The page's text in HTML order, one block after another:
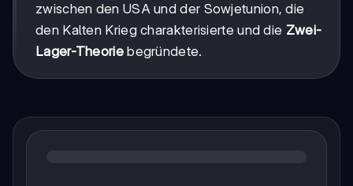
zwischen den USA und der Sowjetunion, die
den Kalten Krieg charakterisierte und die Zwei-
Lager-Theoriebegründete.